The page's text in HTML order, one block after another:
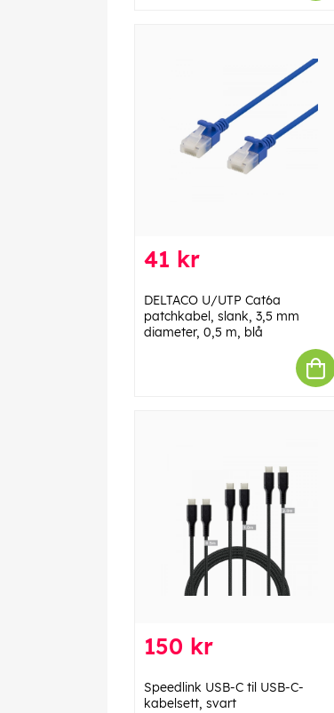
41 kr
DELTACO U/UTP Cat6a
patchkabel, slank, 3,5 mm
diameter, 0,5 m, blå
150 kr
Speedlink USB-C til USB-C-
kabelsett, svart